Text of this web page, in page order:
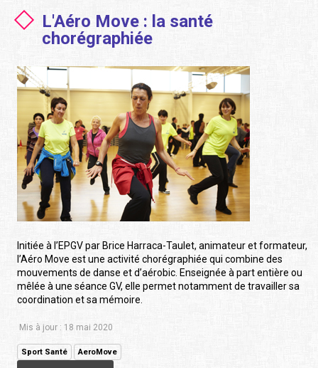
L'Aéro Move : la santé
chorégraphiée
Initiée à l’EPGV par Brice Harraca-Taulet, animateur et formateur,
l’Aéro Move est une activité chorégraphiée qui combine des
mouvements de danse et d’aérobic. Enseignée à part entière ou
mêlée à une séance GV, elle permet notamment de travailler sa
coordination et sa mémoire.
Mis à jour : 18 mai 2020
Sport Santé AeroMove